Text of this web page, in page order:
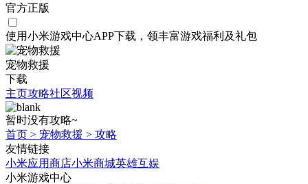
官方正版
使用小米游戏中心APP下载 ，领丰富游戏福利 及礼包
宠物救援
下载
主页攻略社区视频
暂时没有攻略~
首页 > 宠物救援 > 攻略
友情链接
小米应用商店小米商城英雄互娱
小米游戏中心